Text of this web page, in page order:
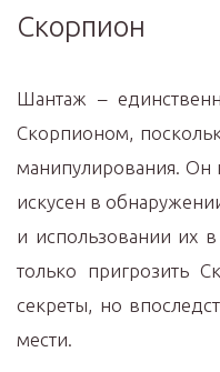
Скорпион
Шантаж –
Скорпионом,
манипулирования. Он
искусен в
и использовании их
только пригрозить
секреты, но
мести.